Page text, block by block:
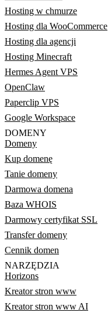
Hosting w chmurze
Hosting dla WooCommerce
Hosting dla agencji
Hosting Minecraft
Hermes Agent VPS
OpenClaw
Paperclip VPS
Google Workspace
DOMENY
Domeny
Kup domenę
Tanie domeny
Darmowa domena
Baza WHOIS
Darmowy certyfikat SSL
Transfer domeny
Cennik domen
NARZĘDZIA
Horizons
Kreator stron www
Kreator stron www AI